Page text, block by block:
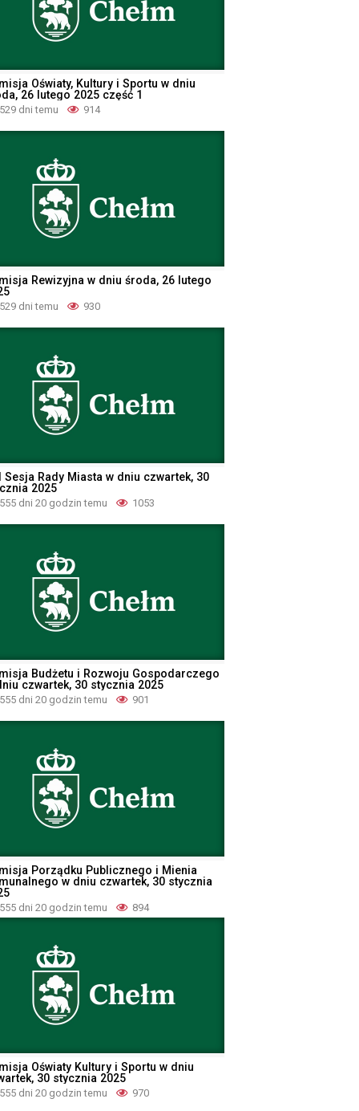
Oświaty, Kultury i Sportu w dniu
26 lutego 2025 część 1
529 dni temu 914
Rewizyjna w dniu środa, 26 lutego
529 dni temu 930
Sesja Rady Miasta w dniu czwartek, 30
2025
555 dni 20 godzin temu 1053
Budżetu i Rozwoju Gospodarczego
czwartek, 30 stycznia 2025
555 dni 20 godzin temu 901
Porządku Publicznego i Mienia
w dniu czwartek, 30 stycznia
555 dni 20 godzin temu 894
Oświaty Kultury i Sportu w dniu
30 stycznia 2025
555 dni 20 godzin temu 970